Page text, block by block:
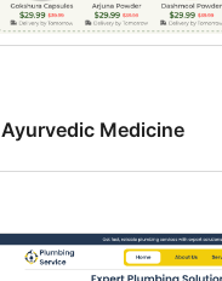
Ayurvedic Medicine